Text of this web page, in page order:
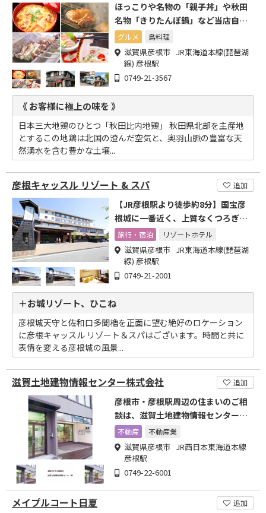
ほっこりや名物の「親子丼」や秋田
名物「きりたんぽ鍋」など当店自慢
のお料理をお楽しみ下さい
グルメ 鳥料理
滋賀県彦根市 JR東海道本線(琵琶湖
線) 彦根駅
0749-21-3567
《 お客様に極上の味を 》
日本三大地鶏のひとつ「秋田比内地鶏」 秋田県北部を主産地
とするこの地鶏は北国の澄んだ空気と、奥羽山脈の豊富な天
然湧水を含む豊かな土壌...
彦根キャッスル リゾート & スパ 追加
【JR彦根駅より徒歩約8分】国宝彦
根城に一番近く、上質なくつろぎを
演出するお城下ホテル
旅行・宿泊 リゾートホテル
滋賀県彦根市 JR東海道本線(琵琶湖
線) 彦根駅
0749-21-2001
＋お城リゾート、ひこね
彦根城天守と佐和口多聞櫓を正面に望む絶好のロケーション
に彦根キャッスル リゾート＆スパはございます。時間と共に
表情を変える彦根城の風景...
滋賀土地建物情報センター株式会社 追加
彦根市・彦根駅周辺の住まいのご相
談は、滋賀土地建物情報センター株
式会社へ
不動産 不動産業
滋賀県彦根市 JR西日本東海道本線
彦根駅
0749-22-6001
メイプルコート日夏 追加